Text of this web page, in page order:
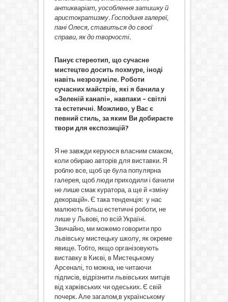
антикваріат, уособлення затишку й
аристократизму. Господиня галереї,
пані Олеся, ставиться до своєї
справи, як до творчості.
Панує стереотип, що сучасне
мистецтво досить похмуре, іноді
навіть незрозуміле. Роботи
сучасних майстрів, які я бачила у
«Зеленій канапі», навпаки – світлі
та естетичні. Можливо, у Вас є
певний стиль, за яким Ви добираєте
твори для експозицій?
Я не завжди керуюся власним смаком,
коли обираю авторів для виставки. Я
роблю все, щоб це була популярна
галерея, щоб люди приходили і бачили
не лише смак куратора, а ще й «зміну
декорацій». Є така тенденція: у нас
малюють більш естетичні роботи, не
лише у Львові, по всій Україні.
Звичайно, ми можемо говорити про
львівську мистецьку школу, як окреме
явище. Тобто, якщо організовують
виставку в Києві, в Мистецькому
Арсеналі, то можна, не читаючи
підписів, відрізнити львівських митців
від харківських чи одеських. Є свій
почерк. Але загалом,в українському